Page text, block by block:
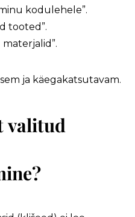
kodulehele”.
tooted”.
ja käegakatsutavam.
valitud